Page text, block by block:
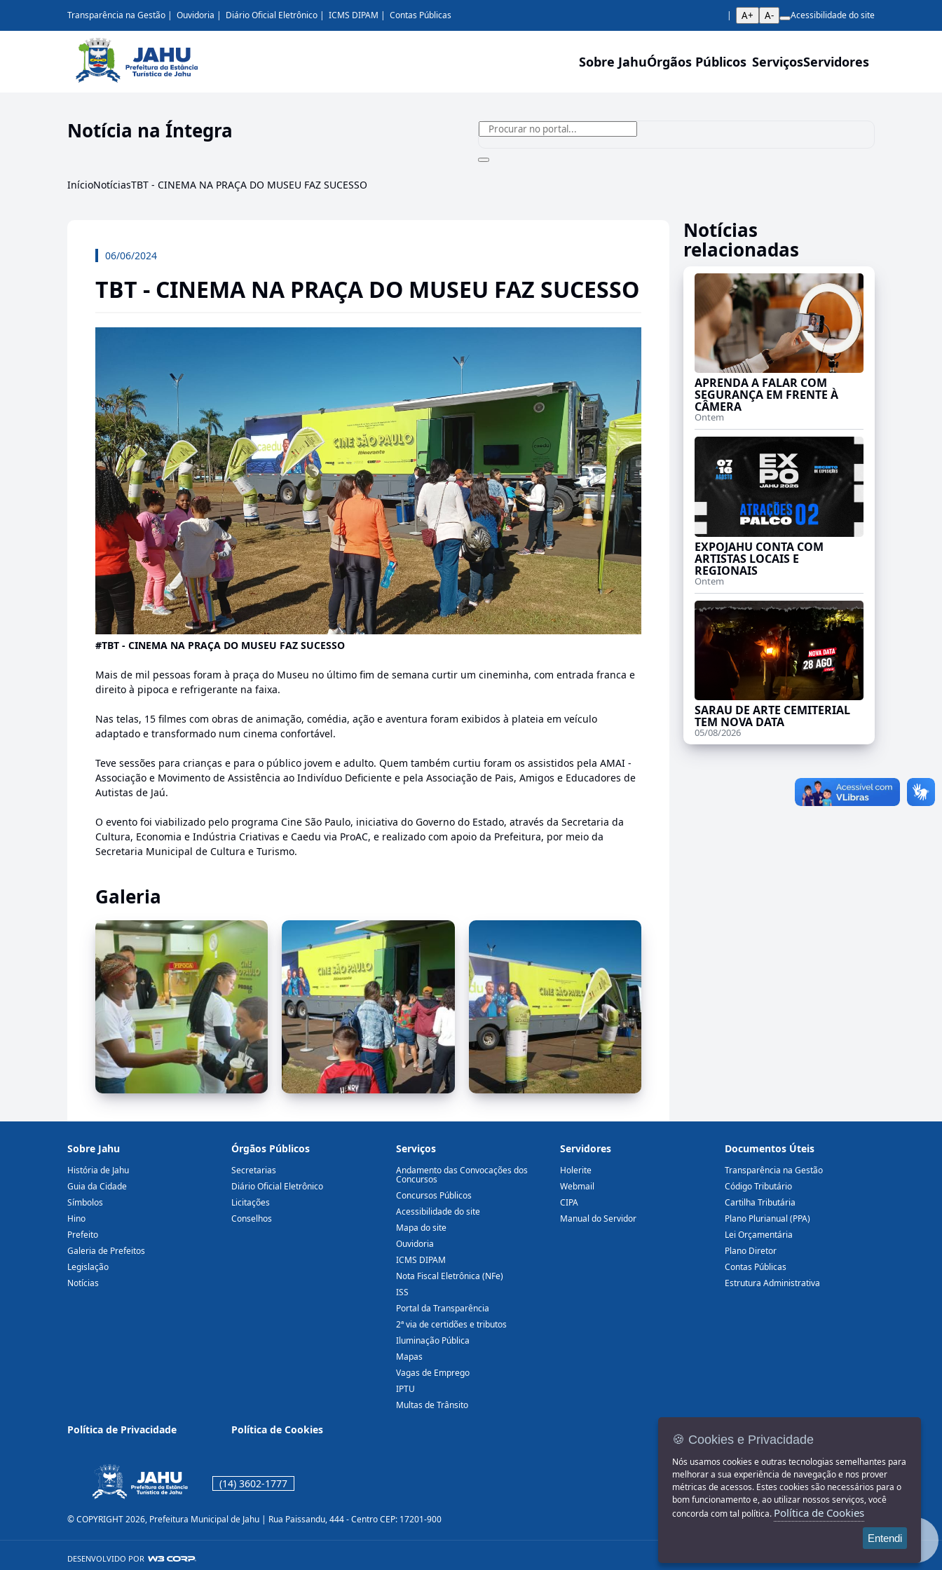
Transparência na Gestão Ouvidoria Diário Oficial Eletrônico ICMS DIPAM Contas Públicas A+ A- Acessibilidade do site
Sobre JahuÓrgãos Públicos ServiçosServidores
Notícia na Íntegra
InícioNotíciasTBT - CINEMA NA PRAÇA DO MUSEU FAZ SUCESSO
06/06/2024
TBT - CINEMA NA PRAÇA DO MUSEU FAZ SUCESSO
#TBT - CINEMA NA PRAÇA DO MUSEU FAZ SUCESSO
Mais de mil pessoas foram à praça do Museu no último fim de semana curtir um cineminha, com entrada franca e
direito à pipoca e refrigerante na faixa.
Nas telas, 15 filmes com obras de animação, comédia, ação e aventura foram exibidos à plateia em veículo
adaptado e transformado num cinema confortável.
Teve sessões para crianças e para o público jovem e adulto. Quem também curtiu foram os assistidos pela AMAI -
Associação e Movimento de Assistência ao Indivíduo Deficiente e pela Associação de Pais, Amigos e Educadores de
Autistas de Jaú.
O evento foi viabilizado pelo programa Cine São Paulo, iniciativa do Governo do Estado, através da Secretaria da
Cultura, Economia e Indústria Criativas e Caedu via ProAC, e realizado com apoio da Prefeitura, por meio da
Secretaria Municipal de Cultura e Turismo.
Galeria
Notícias
relacionadas
APRENDA A FALAR COM
SEGURANÇA EM FRENTE À
CÂMERA
Ontem
EXPOJAHU CONTA COM
ARTISTAS LOCAIS E
REGIONAIS
Ontem
SARAU DE ARTE CEMITERIAL
TEM NOVA DATA
05/08/2026
Sobre Jahu
História de Jahu
Guia da Cidade
Símbolos
Hino
Prefeito
Galeria de Prefeitos
Legislação
Notícias
Órgãos Públicos
Secretarias
Diário Oficial Eletrônico
Licitações
Conselhos
Serviços
Andamento das Convocações dos
Concursos
Concursos Públicos
Acessibilidade do site
Mapa do site
Ouvidoria
ICMS DIPAM
Nota Fiscal Eletrônica (NFe)
ISS
Portal da Transparência
2ª via de certidões e tributos
Iluminação Pública
Mapas
Vagas de Emprego
IPTU
Multas de Trânsito
Servidores
Holerite
Webmail
CIPA
Manual do Servidor
Documentos Úteis
Transparência na Gestão
Código Tributário
Cartilha Tributária
Plano Plurianual (PPA)
Lei Orçamentária
Plano Diretor
Contas Públicas
Estrutura Administrativa
Política de Privacidade Política de Cookies
(14) 3602-1777
© COPYRIGHT 2026, Prefeitura Municipal de Jahu | Rua Paissandu, 444 - Centro CEP: 17201-900
DESENVOLVIDO POR
🍪 Cookies e Privacidade
Nós usamos cookies e outras tecnologias semelhantes para
melhorar a sua experiência de navegação e nos prover
métricas de acessos. Estes cookies são necessários para o
bom funcionamento e, ao utilizar nossos serviços, você
concorda com tal política. Política de Cookies
Entendi